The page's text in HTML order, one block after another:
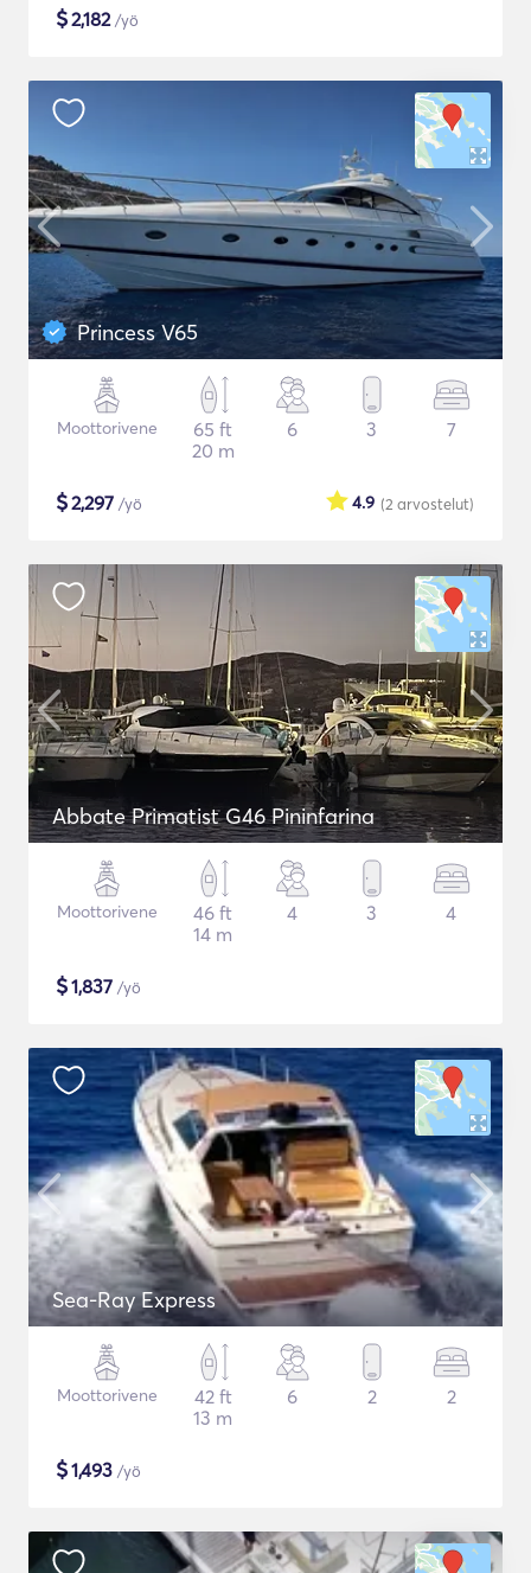
$2,182/yö
Princess V65
Moottorivene
65 ft
20 m
6 3 7
$2,297 /yö (2 arvostelut)
4.9
Abbate Primatist G46 Pininfarina
Moottorivene
46 ft
14 m
4 3 4
$1,837 /yö
Sea-Ray Express
Moottorivene
42 ft
13 m
6 2 2
$1,493 /yö